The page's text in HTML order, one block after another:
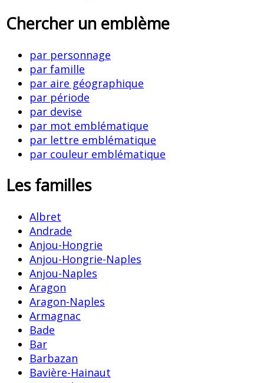
Chercher un emblème
par personnage
par famille
par aire géographique
par période
par devise
par mot emblématique
par lettre emblématique
par couleur emblématique
Les familles
Albret
Andrade
Anjou-Hongrie
Anjou-Hongrie-Naples
Anjou-Naples
Aragon
Aragon-Naples
Armagnac
Bade
Bar
Barbazan
Bavière-Hainaut